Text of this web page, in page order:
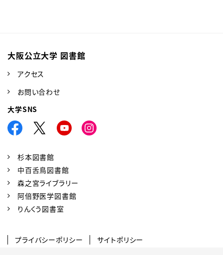
大阪公立大学 図書館
アクセス
お問い合わせ
大学SNS
杉本図書館
中百舌鳥図書館
森之宮ライブラリー
阿倍野医学図書館
りんくう図書室
プライバシーポリシー
サイトポリシー